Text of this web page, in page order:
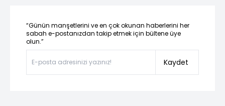
“Günün manşetlerini ve en çok okunan haberlerini her
sabah e-postanızdan takip etmek için bültene üye
olun.”
Kaydet